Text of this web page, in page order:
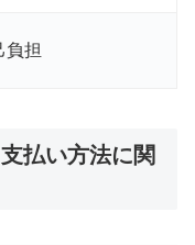
負担
払い方法に関